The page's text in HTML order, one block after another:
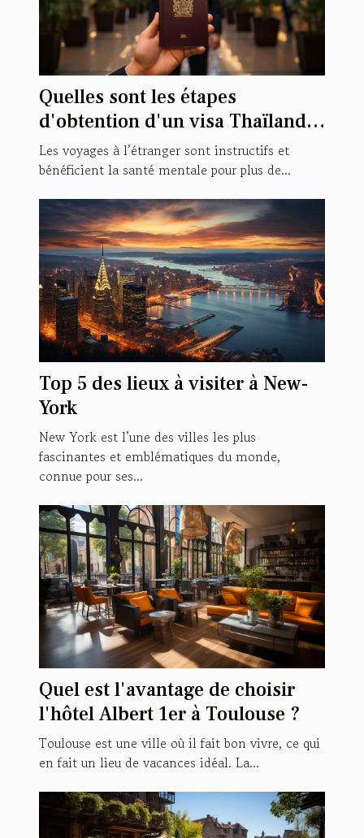
Quelles sont les étapes
d'obtention d'un visa Thaïlande
?
Les voyages à l’étranger sont instructifs et
bénéficient la santé mentale pour plus de...
Top 5 des lieux à visiter à New-
York
New York est l’une des villes les plus
fascinantes et emblématiques du monde,
connue pour ses...
Quel est l'avantage de choisir
l'hôtel Albert 1er à Toulouse ?
Toulouse est une ville où il fait bon vivre, ce qui
en fait un lieu de vacances idéal. La...